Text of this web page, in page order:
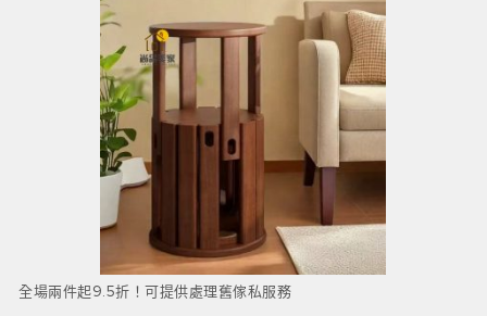
全場兩件起9.5折！可提供處理舊傢私服務